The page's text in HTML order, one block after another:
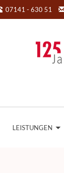
07141 - 630 51
LEISTUNGEN